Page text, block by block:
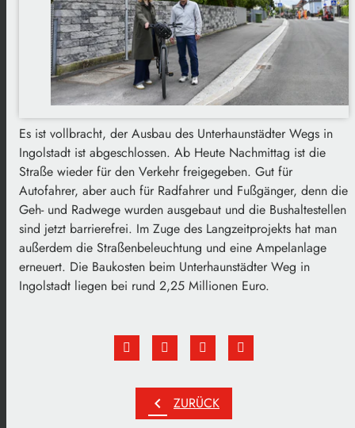
Es ist vollbracht, der Ausbau des Unterhaunstädter Wegs in
Ingolstadt ist abgeschlossen. Ab Heute Nachmittag ist die
Straße wieder für den Verkehr freigegeben. Gut für
Autofahrer, aber auch für Radfahrer und Fußgänger, denn die
Geh- und Radwege wurden ausgebaut und die Bushaltestellen
sind jetzt barrierefrei. Im Zuge des Langzeitprojekts hat man
außerdem die Straßenbeleuchtung und eine Ampelanlage
erneuert. Die Baukosten beim Unterhaunstädter Weg in
Ingolstadt liegen bei rund 2,25 Millionen Euro.
chevron_left ZURÜCK